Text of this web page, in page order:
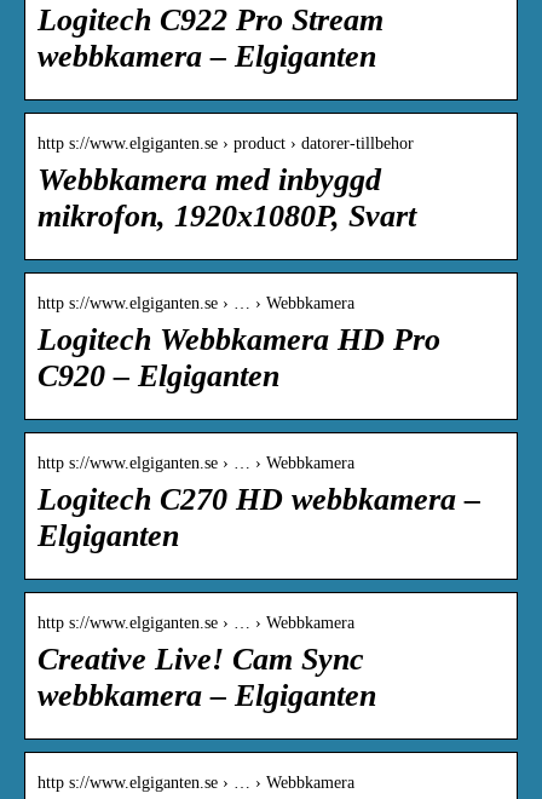
Logitech C922 Pro Stream
webbkamera – Elgiganten
http s://www.elgiganten.se › product › datorer-tillbehor
Webbkamera med inbyggd
mikrofon, 1920x1080P, Svart
http s://www.elgiganten.se › … › Webbkamera
Logitech Webbkamera HD Pro
C920 – Elgiganten
http s://www.elgiganten.se › … › Webbkamera
Logitech C270 HD webbkamera –
Elgiganten
http s://www.elgiganten.se › … › Webbkamera
Creative Live! Cam Sync
webbkamera – Elgiganten
http s://www.elgiganten.se › … › Webbkamera